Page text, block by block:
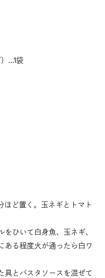
…1袋
ほど置く。玉ネギとトマト
ひいて白身魚、玉ネギ、
ある程度火が通ったら白ワ
具とパスタソースを混ぜて